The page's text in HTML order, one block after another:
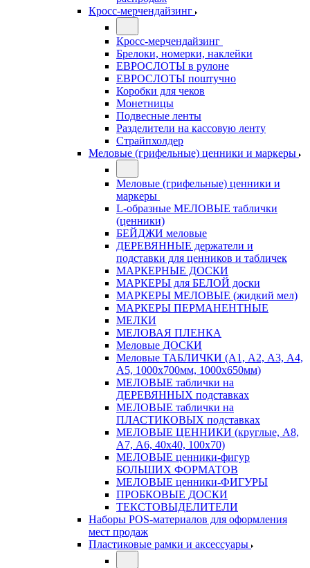
Кросс-мерчендайзинг
Кросс-мерчендайзинг
Брелоки, номерки, наклейки
ЕВРОСЛОТЫ в рулоне
ЕВРОСЛОТЫ поштучно
Коробки для чеков
Монетницы
Подвесные ленты
Разделители на кассовую ленту
Страйпхолдер
Меловые (грифельные) ценники и маркеры
Меловые (грифельные) ценники и
маркеры
L-образные МЕЛОВЫЕ таблички
(ценники)
БЕЙДЖИ меловые
ДЕРЕВЯННЫЕ держатели и
подставки для ценников и табличек
МАРКЕРНЫЕ ДОСКИ
МАРКЕРЫ для БЕЛОЙ доски
МАРКЕРЫ МЕЛОВЫЕ (жидкий мел)
МАРКЕРЫ ПЕРМАНЕНТНЫЕ
МЕЛКИ
МЕЛОВАЯ ПЛЕНКА
Меловые ДОСКИ
Меловые ТАБЛИЧКИ (А1, А2, А3, А4,
А5, 1000х700мм, 1000х650мм)
МЕЛОВЫЕ таблички на
ДЕРЕВЯННЫХ подставках
МЕЛОВЫЕ таблички на
ПЛАСТИКОВЫХ подставках
МЕЛОВЫЕ ЦЕННИКИ (круглые, А8,
А7, А6, 40х40, 100х70)
МЕЛОВЫЕ ценники-фигур
БОЛЬШИХ ФОРМАТОВ
МЕЛОВЫЕ ценники-ФИГУРЫ
ПРОБКОВЫЕ ДОСКИ
ТЕКСТОВЫДЕЛИТЕЛИ
Наборы POS-материалов для оформления
мест продаж
Пластиковые рамки и аксессуары